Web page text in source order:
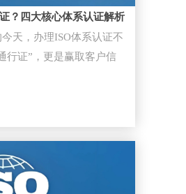
？四大核心体系认证解析
天，办理ISO体系认证不
行证”，更是赢取客户信